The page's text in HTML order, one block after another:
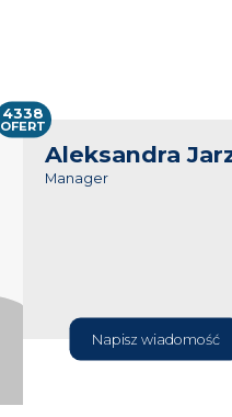
Aleksandra
Manager
Napisz wiadomość
4338
OFERT